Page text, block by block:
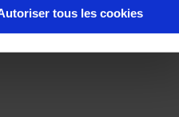
tous les cookies